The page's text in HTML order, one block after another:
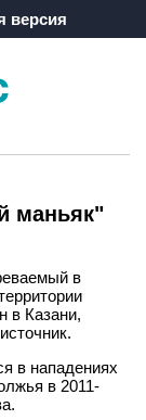
версия
маньяк"
в
в Казани,
в нападениях
в 2011-